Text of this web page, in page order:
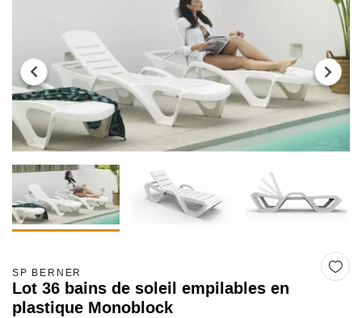
SP BERNER
Lot 36 bains de soleil empilables en
plastique Monoblock